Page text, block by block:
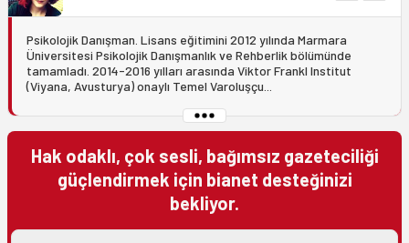
Psikolojik Danışman. Lisans eğitimini 2012 yılında Marmara
Üniversitesi Psikolojik Danışmanlık ve Rehberlik bölümünde
tamamladı. 2014-2016 yılları arasında Viktor Frankl Institut
(Viyana, Avusturya) onaylı Temel Varoluşçu...
Hak odaklı, çok sesli, bağımsız gazeteciliği
güçlendirmek için bianet desteğinizi
bekliyor.